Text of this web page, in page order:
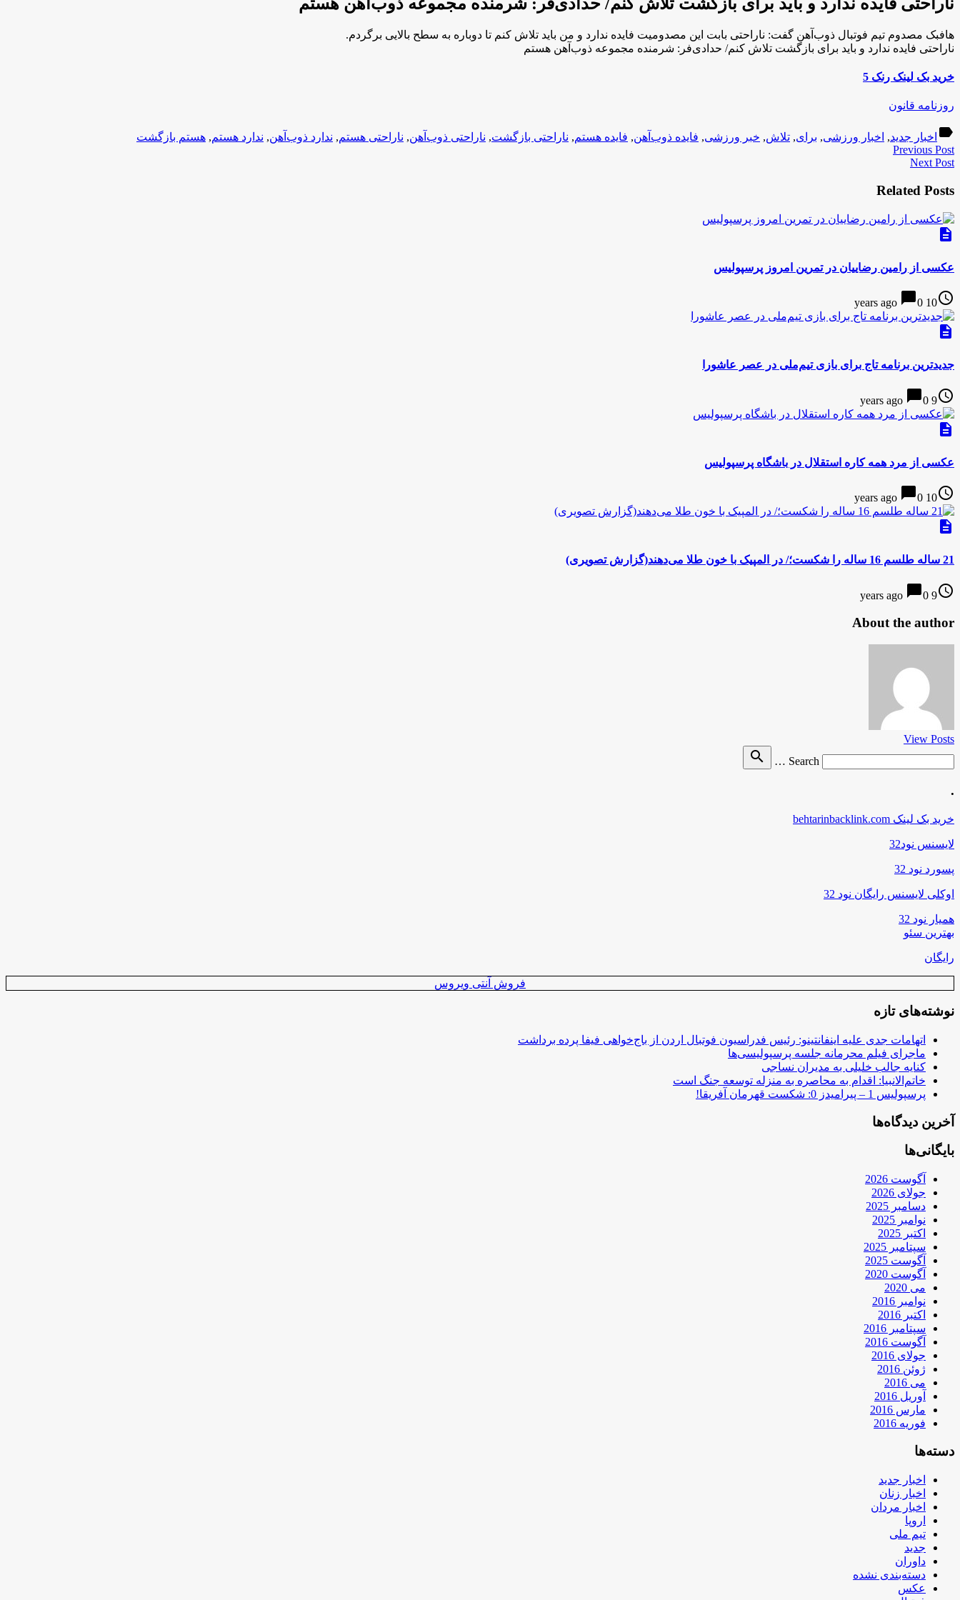
هافبک مصدوم تیم فوتبال ذوب‌آهن گفت: ناراحتی بابت این مصدومیت فایده ندارد و من باید تلاش کنم تا دوباره به سطح بالایی برگردم.
ناراحتی فایده ندارد و باید برای بازگشت تلاش کنم/ حدادی‌فر: شرمنده مجموعه ذوب‌آهن هستم
خرید بک لینک رنک 5
روزنامه قانون
label اخبار جدید, اخبار ورزشی, برای, تلاش, خبر ورزشی, فایده ذوب‌آهن, فایده هستم, ناراحتی بازگشت, ناراحتی ذوب‌آهن, ناراحتی هستم, ندارد ذوب‌آهن, ندارد هستم, هستم بازگشت
Previous Post
Next Post
Related Posts
description
عکسی از رامین رضاییان در تمرین امروز پرسپولیس
access_time
10 years ago
chat_bubble0
description
جدیدترین برنامه تاج برای بازی تیم‌ملی در عصر عاشورا
access_time
9 years ago
chat_bubble0
description
عکسی از مرد همه کاره استقلال در باشگاه پرسپولیس
access_time
10 years ago
chat_bubble0
description
21 ساله طلسم 16 ساله را شکست؛/ در المپیک با خون طلا می‌دهند(گزارش تصویری)
access_time
9 years ago
chat_bubble0
About the author
View Posts
Search …
search
.
خرید بک لینک behtarinbacklink.com
لایسنس نود32
پسورد نود 32
اوکلی لایسنس رایگان نود 32
همیار نود 32
بهترین سئو
رایگان
فروش آنتی ویروس
نوشته‌های تازه
اتهامات جدی علیه اینفانتینو: رئیس فدراسیون فوتبال اردن از باج‌خواهی فیفا پرده برداشت
ماجرای فیلم محرمانه جلسه پرسپولیسی‌ها
کنایه جالب خلیلی به مدیران نساجی
خاتم‌الانبیا: اقدام به محاصره به منزله توسعه جنگ است
پرسپولیس 1 – پیرامیدز 0: شکست قهرمان آفریقا!
آخرین دیدگاه‌ها
بایگانی‌ها
آگوست 2026
جولای 2026
دسامبر 2025
نوامبر 2025
اکتبر 2025
سپتامبر 2025
آگوست 2025
آگوست 2020
می 2020
نوامبر 2016
اکتبر 2016
سپتامبر 2016
آگوست 2016
جولای 2016
ژوئن 2016
می 2016
آوریل 2016
مارس 2016
فوریه 2016
دسته‌ها
اخبار جدید
اخبار زنان
اخبار مردان
اروپا
تیم ملی
جدید
داوران
دسته‌بندی نشده
عکس